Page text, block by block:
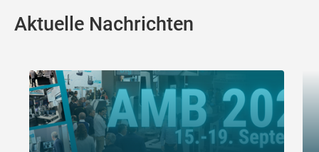
Aktuelle Nachrichten